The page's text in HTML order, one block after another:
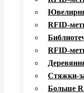
RFID-
RFID-
Стяжки-
Больше